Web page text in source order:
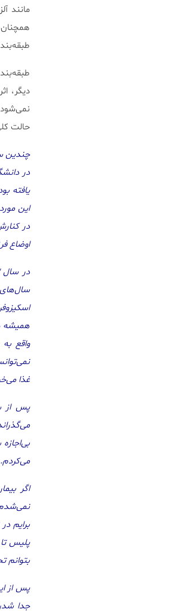
مانند
دیگر،
حالت
چندین
در
یافته
این
در
اوضاع
همیشه
واقع
غذا
پس از
می‌کردم.
اگر
برایم
پلیس
بتوانم
پس از
جدا